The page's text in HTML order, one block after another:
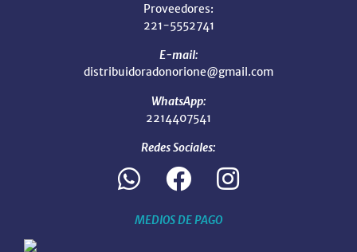
Proveedores:
221-5552741
E-mail:
distribuidoradonorione@gmail.com
WhatsApp:
2214407541
Redes Sociales:
MEDIOS DE PAGO